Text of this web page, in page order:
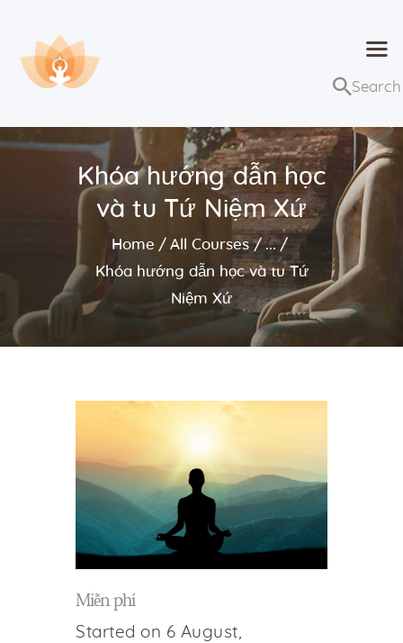
Khóa hướng dẫn học
và tu Tứ Niệm Xứ
Home All Courses
...
Khóa hướng dẫn học và tu Tứ
Niệm Xứ
Trang chủ
Bài giảng
Lớp học và sự kiện
Về Dhammaduta
Miễn phí
Started on 6 August,